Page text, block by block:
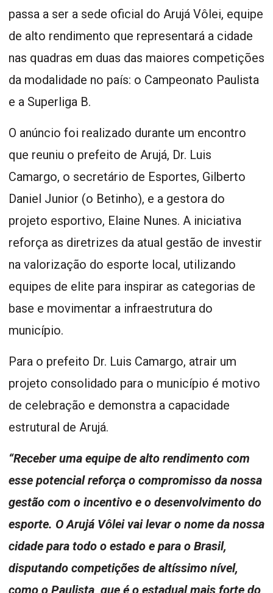
passa a ser a sede oficial do Arujá Vôlei, equipe
de alto rendimento que representará a cidade
nas quadras em duas das maiores competições
da modalidade no país: o Campeonato Paulista
e a Superliga B.
O anúncio foi realizado durante um encontro
que reuniu o prefeito de Arujá, Dr. Luis
Camargo, o secretário de Esportes, Gilberto
Daniel Junior (o Betinho), e a gestora do
projeto esportivo, Elaine Nunes. A iniciativa
reforça as diretrizes da atual gestão de investir
na valorização do esporte local, utilizando
equipes de elite para inspirar as categorias de
base e movimentar a infraestrutura do
município.
Para o prefeito Dr. Luis Camargo, atrair um
projeto consolidado para o município é motivo
de celebração e demonstra a capacidade
estrutural de Arujá.
“Receber uma equipe de alto rendimento com
esse potencial reforça o compromisso da nossa
gestão com o incentivo e o desenvolvimento do
esporte. O Arujá Vôlei vai levar o nome da nossa
cidade para todo o estado e para o Brasil,
disputando competições de altíssimo nível,
como o Paulista, que é o estadual mais forte do